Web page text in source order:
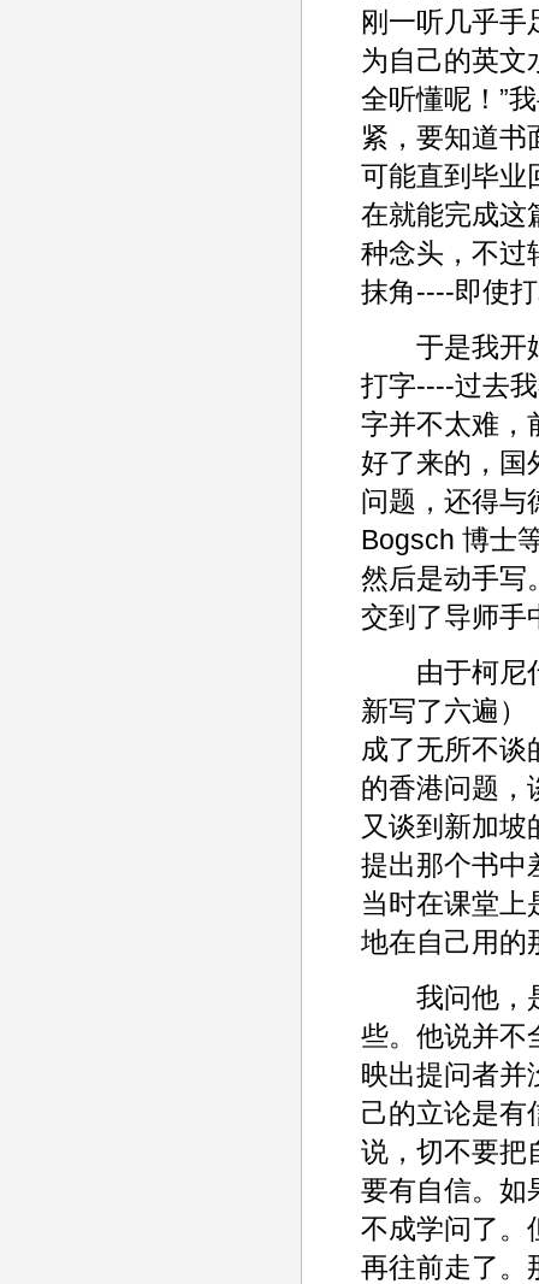
刚一听几乎手
为自己的英文
全听懂呢！”
紧，要知道书
可能直到毕业
在就能完成这
种念头，不过
抹角----即使
于是我开始
打字----过去
字并不太难，
好了来的，国
问题，还得与
Bogsch 博士
然后是动手写
交到了导师手
由于柯尼什
新写了六遍）
成了无所不谈
的香港问题，
又谈到新加坡
提出那个书中
当时在课堂上
地在自己用的
我问他，是
些。他说并不
映出提问者并
己的立论是有
说，切不要把
要有自信。如
不成学问了。
再往前走了。